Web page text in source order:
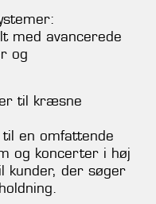
med avancerede
og
til kræsne
en omfattende
og koncerter i høj
kunder, der søger